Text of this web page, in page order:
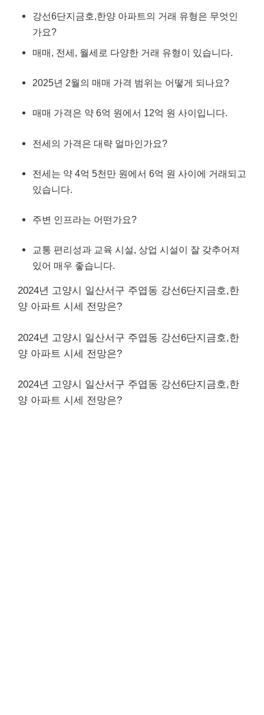
강선6단지금호,한양 아파트의 거래 유형은 무엇인
가요?
매매, 전세, 월세로 다양한 거래 유형이 있습니다.
2025년 2월의 매매 가격 범위는 어떻게 되나요?
매매 가격은 약 6억 원에서 12억 원 사이입니다.
전세의 가격은 대략 얼마인가요?
전세는 약 4억 5천만 원에서 6억 원 사이에 거래되고
있습니다.
주변 인프라는 어떤가요?
교통 편리성과 교육 시설, 상업 시설이 잘 갖추어져
있어 매우 좋습니다.
2024년 고양시 일산서구 주엽동 강선6단지금호,한
양 아파트 시세 전망은?
2024년 고양시 일산서구 주엽동 강선6단지금호,한
양 아파트 시세 전망은?
2024년 고양시 일산서구 주엽동 강선6단지금호,한
양 아파트 시세 전망은?